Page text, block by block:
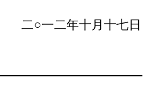
二○一二年十月十七日